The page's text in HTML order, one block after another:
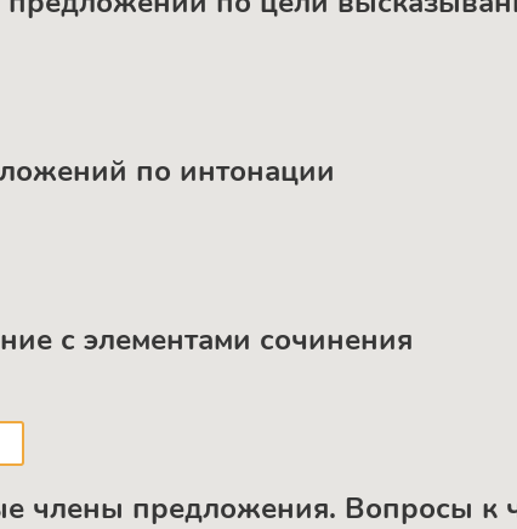
по интонации
с элементами сочинения
члены предложения. Вопросы к